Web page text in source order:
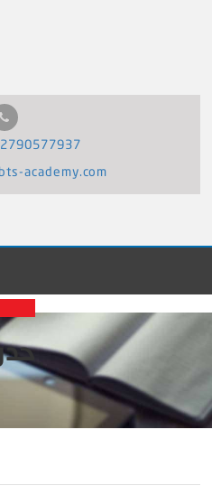
academy.com